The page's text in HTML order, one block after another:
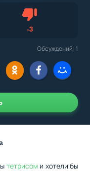
-3Не нравится
Обсуждений: 1
тетрисом и хотели бы